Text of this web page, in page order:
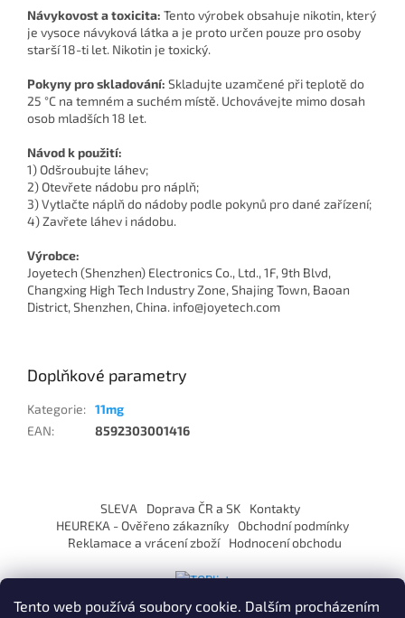
Tento web používá soubory cookie. Dalším procházením
Návykovost a toxicita: Tento výrobek obsahuje nikotin, který
je vysoce návyková látka a je proto určen pouze pro osoby
starší 18-ti let. Nikotin je toxický.
Pokyny pro skladování: Skladujte uzamčené při teplotě do
25 °C na temném a suchém místě. Uchovávejte mimo dosah
osob mladších 18 let.
Návod k použití:
1) Odšroubujte láhev;
2) Otevřete nádobu pro náplň;
3) Vytlačte náplň do nádoby podle pokynů pro dané zařízení;
4) Zavřete láhev i nádobu.
Výrobce:
Joyetech (Shenzhen) Electronics Co., Ltd., 1F, 9th Blvd,
Changxing High Tech Industry Zone, Shajing Town, Baoan
District, Shenzhen, China. info@joyetech.com
Doplňkové parametry
Kategorie: 11mg
EAN: 8592303001416
í
SLEVA Doprava ČR a SK
Kontakty
HEUREKA - Ověřeno zákazníky
Obchodní podmínky
Reklamace a vrácení zboží
Hodnocení obchodu